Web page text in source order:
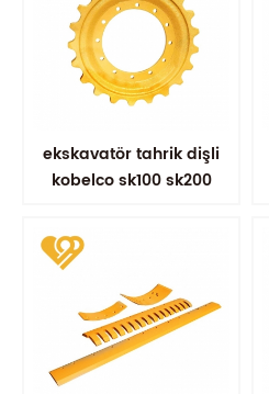
ekskavatör tahrik dişli
kobelco sk100 sk200